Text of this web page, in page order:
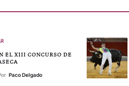
EL XIII CONCURSO DE
Paco Delgado